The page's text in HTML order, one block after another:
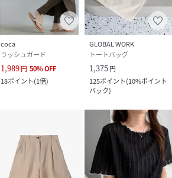
coca
ラッシュガード
1,989円 50%OFF
18ポイント(1倍)
GLOBAL WORK
トートバッグ
1,375円
125ポイント(10%ポイント
バック)